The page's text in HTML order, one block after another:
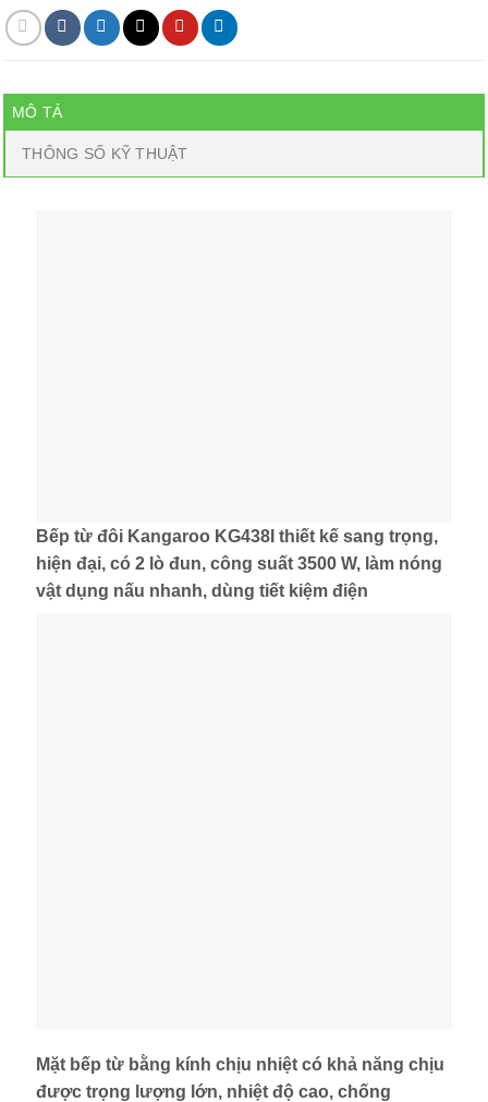
MÔ TẢ
THÔNG SỐ KỸ THUẬT
Bếp từ đôi Kangaroo KG438I thiết kế sang trọng,
hiện đại, có 2 lò đun, công suất 3500 W, làm nóng
vật dụng nấu nhanh, dùng tiết kiệm điện
Mặt bếp từ bằng kính chịu nhiệt có khả năng chịu
được trọng lượng lớn, nhiệt độ cao, chống